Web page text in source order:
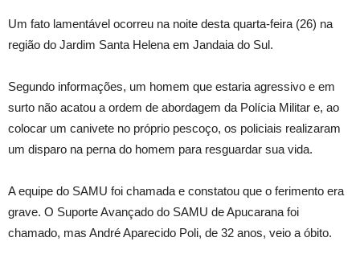
Um fato lamentável ocorreu na noite desta quarta-feira (26) na
região do Jardim Santa Helena em Jandaia do Sul.
Segundo informações, um homem que estaria agressivo e em
surto não acatou a ordem de abordagem da Polícia Militar e, ao
colocar um canivete no próprio pescoço, os policiais realizaram
um disparo na perna do homem para resguardar sua vida.
A equipe do SAMU foi chamada e constatou que o ferimento era
grave. O Suporte Avançado do SAMU de Apucarana foi
chamado, mas André Aparecido Poli, de 32 anos, veio a óbito.